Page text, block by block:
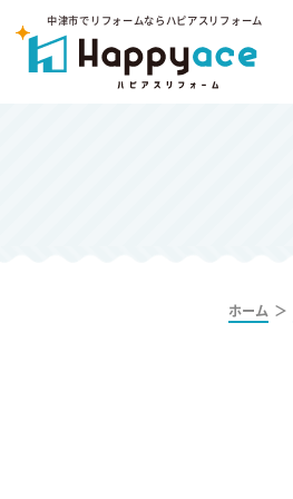
中津市でリフォームならハピアスリフォーム
ホーム